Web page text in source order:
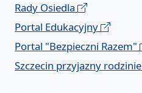
Rady Osiedla
Portal Edukacyjny
Portal "Bezpieczni Razem"
Szczecin przyjazny rodzinie